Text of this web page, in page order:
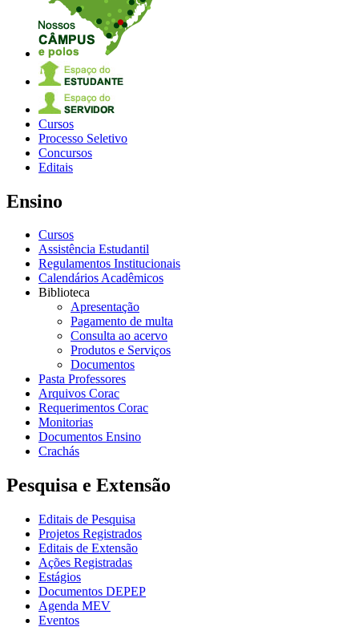
Cursos
Processo Seletivo
Concursos
Editais
Ensino
Cursos
Assistência Estudantil
Regulamentos Institucionais
Calendários Acadêmicos
Biblioteca
Apresentação
Pagamento de multa
Consulta ao acervo
Produtos e Serviços
Documentos
Pasta Professores
Arquivos Corac
Requerimentos Corac
Monitorias
Documentos Ensino
Crachás
Pesquisa e Extensão
Editais de Pesquisa
Projetos Registrados
Editais de Extensão
Ações Registradas
Estágios
Documentos DEPEP
Agenda MEV
Eventos